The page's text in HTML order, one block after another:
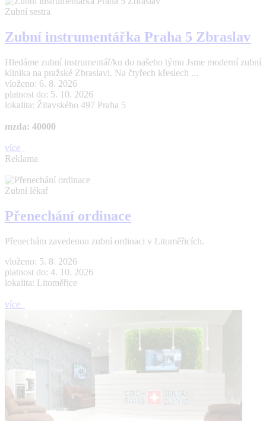
Zubní sestra
Zubní instrumentářka Praha 5 Zbraslav
Hledáme zubní instrumentář/ku do našeho týmu Jsme moderní zubní
klinika na pražské Zbraslavi. Na čtyřech křeslech ...
vloženo: 6. 8. 2026
platnost do: 5. 10. 2026
lokalita: Žitavského 497 Praha 5
mzda: 40000
více
Reklama
Zubní lékař
Přenechání ordinace
Přenechám zavedenou zubní ordinaci v Litoměřicích.
vloženo: 5. 8. 2026
platnost do: 4. 10. 2026
lokalita: Litoměřice
více